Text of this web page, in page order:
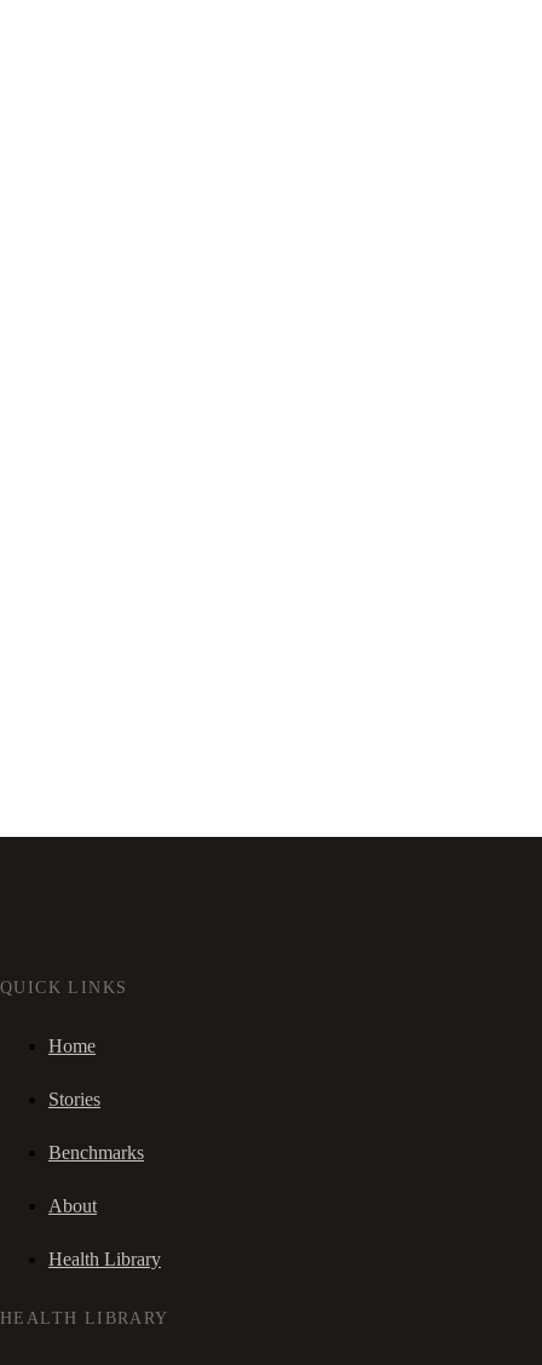
QUICK LINKS
Home
Stories
Benchmarks
About
Health Library
HEALTH LIBRARY